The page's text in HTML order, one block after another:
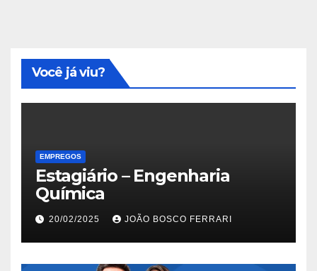
Você já viu?
EMPREGOS
Estagiário – Engenharia
Química
20/02/2025 JOÃO BOSCO FERRARI